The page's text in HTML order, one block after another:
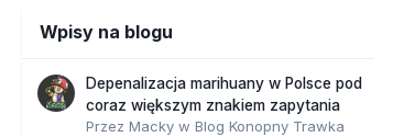
Wpisy na blogu
Depenalizacja marihuany w Polsce pod
coraz większym znakiem zapytania
Przez Macky w Blog Konopny Trawka